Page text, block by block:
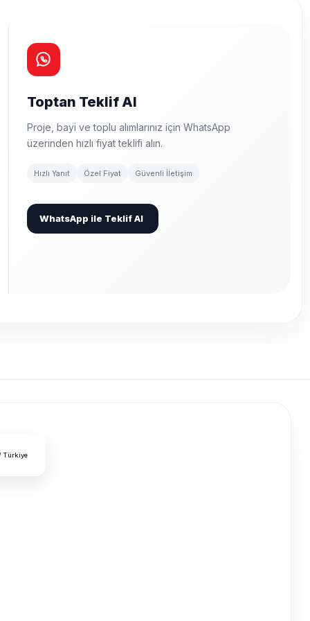
Toptan Teklif Al
Proje, bayi ve toplu alımlarınız için WhatsApp
üzerinden hızlı fiyat teklifi alın.
Hızlı Yanıt Özel Fiyat Güvenli İletişim
WhatsApp ile Teklif Al
Türkiye